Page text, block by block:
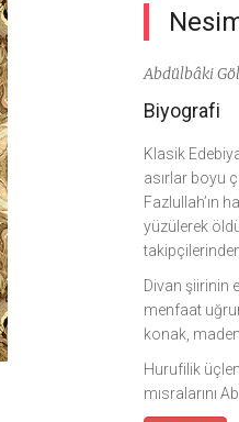
Abdülbâki
Biyografi
Klasik
asırlar boyu
Fazlullah’ın
yüzülerek
Divan şiirinin
menfaat
konak,
Hurufilik
mısralarını